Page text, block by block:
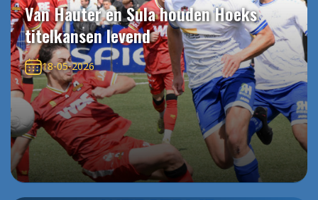
Van Hauter en Sula houden Hoeks
titelkansen levend
18-05-2026